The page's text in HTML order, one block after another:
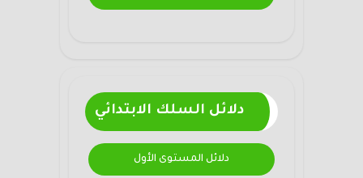
دلائل السلك الابتدائي
دلائل المستوى الأول